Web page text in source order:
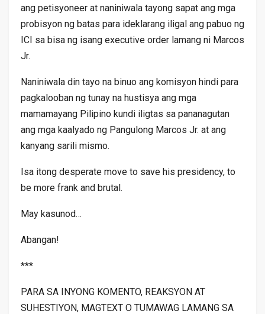
ang petisyoneer at naniniwala tayong sapat ang mga
probisyon ng batas para ideklarang iligal ang pabuo ng
ICI sa bisa ng isang executive order lamang ni Marcos
Jr.
Naniniwala din tayo na binuo ang komisyon hindi para
pagkalooban ng tunay na hustisya ang mga
mamamayang Pilipino kundi iligtas sa pananagutan
ang mga kaalyado ng Pangulong Marcos Jr. at ang
kanyang sarili mismo.
Isa itong desperate move to save his presidency, to
be more frank and brutal.
May kasunod…
Abangan!
***
PARA SA INYONG KOMENTO, REAKSYON AT
SUHESTIYON, MAGTEXT O TUMAWAG LAMANG SA